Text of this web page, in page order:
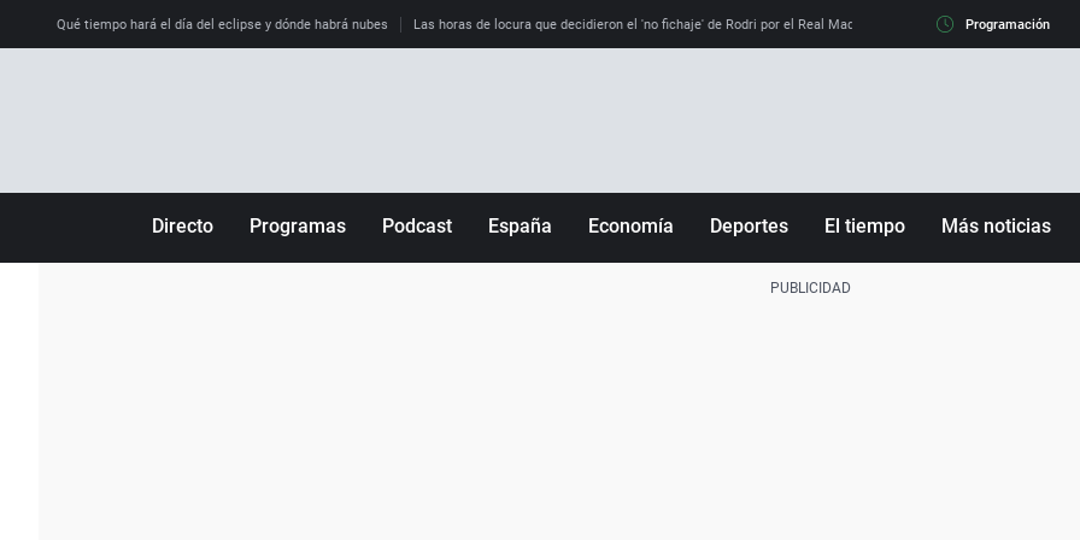
Qué tiempo hará el día del eclipse y dónde habrá nubes Las horas de locura que decidieron el 'no fichaje' de Rodri por el Real Madrid y su 'sí' al Barça La llamada
Programación
Directo Programas Podcast España Economía Deportes El tiempo Más noticias